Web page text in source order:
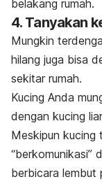
belakang rumah.
4. Tanyakan
Mungkin
hilang juga bisa
sekitar rumah.
Kucing Anda
dengan kucing
Meskipun kucing
“berkomunikasi”
berbicara lembut